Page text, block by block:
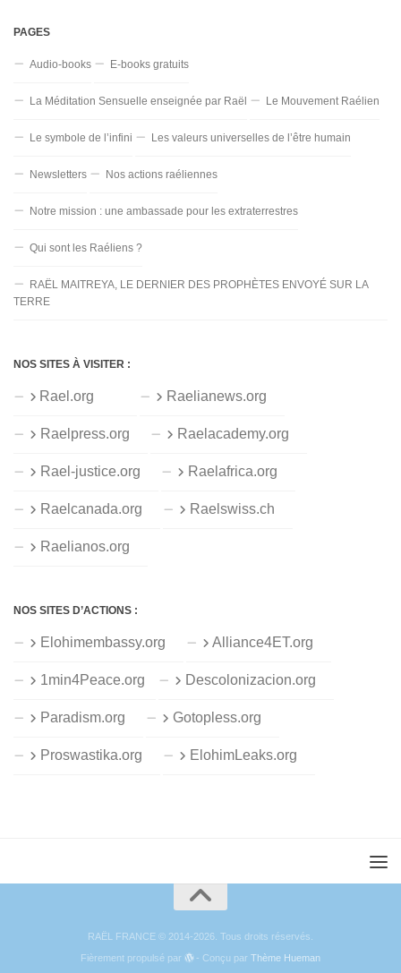
PAGES
Audio-books E-books gratuits
La Méditation Sensuelle enseignée par Raël Le Mouvement Raélien
Le symbole de l’infini Les valeurs universelles de l’être humain
Newsletters Nos actions raéliennes
Notre mission : une ambassade pour les extraterrestres
Qui sont les Raéliens ?
RAËL MAITREYA, LE DERNIER DES PROPHÈTES ENVOYÉ SUR LA
TERRE
NOS SITES À VISITER :
Rael.org Raelianews.org
Raelpress.org Raelacademy.org
Rael-justice.org Raelafrica.org
Raelcanada.org Raelswiss.ch
Raelianos.org
NOS SITES D’ACTIONS :
Elohimembassy.org Alliance4ET.org
1min4Peace.org Descolonizacion.org
Paradism.org Gotopless.org
Proswastika.org ElohimLeaks.org
RAËL FRANCE © 2014-2026. Tous droits réservés.
Fièrement propulsé par
- Conçu parThème Hueman